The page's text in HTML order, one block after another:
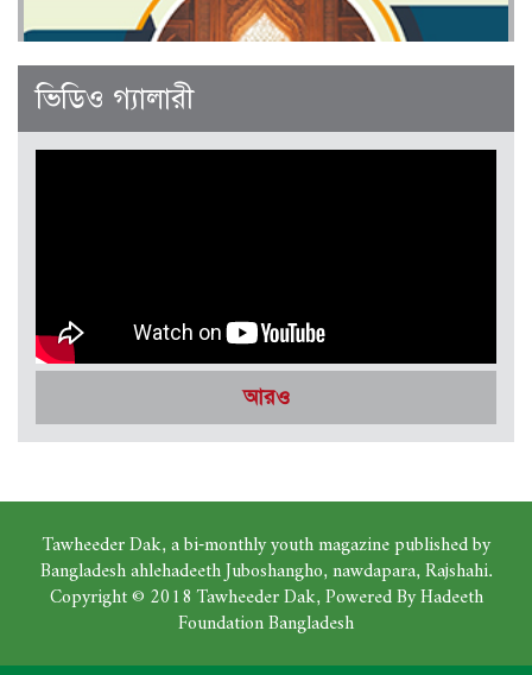
জানুয়ারী-ফেব্রুয়ারী ২০২৬
আরও
ভিডিও গ্যালারী
আরও
Tawheeder Dak, a bi-monthly youth magazine published by
Bangladesh ahlehadeeth Juboshangho, nawdapara, Rajshahi.
Copyright © 2018 Tawheeder Dak, Powered By Hadeeth
Foundation Bangladesh